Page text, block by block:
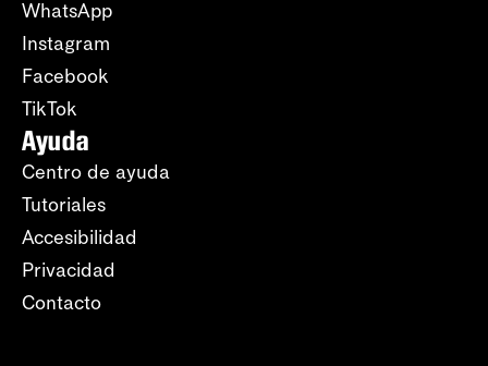
WhatsApp
Instagram
Facebook
TikTok
Ayuda
Centro de ayuda
Tutoriales
Accesibilidad
Privacidad
Contacto